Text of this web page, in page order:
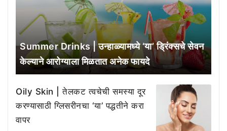
Summer Drinks | उन्हाळ्यामध्ये ‘या’ ड्रिंक्सचे सेवन
केल्याने आरोग्याला मिळतात अनेक फायदे
Oily Skin | तेलकट त्वचेची समस्या दूर
करण्यासाठी ग्लिसरीनचा ‘या’ पद्धतीने करा
वापर